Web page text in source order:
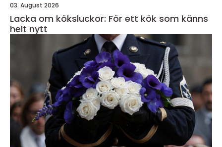
03. August 2026
Lacka om köksluckor: För ett kök som känns
helt nytt